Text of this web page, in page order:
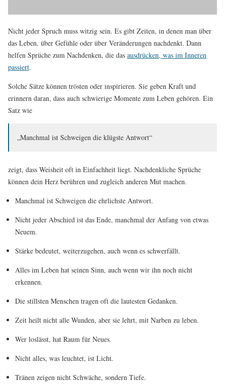
Nicht jeder Spruch muss witzig sein. Es gibt Zeiten, in denen man über
das Leben, über Gefühle oder über Veränderungen nachdenkt. Dann
helfen Sprüche zum Nachdenken, die das ausdrücken, was im Inneren
passiert.
Solche Sätze können trösten oder inspirieren. Sie geben Kraft und
erinnern daran, dass auch schwierige Momente zum Leben gehören. Ein
Satz wie
„Manchmal ist Schweigen die klügste Antwort“
zeigt, dass Weisheit oft in Einfachheit liegt. Nachdenkliche Sprüche
können dein Herz berühren und zugleich anderen Mut machen.
Manchmal ist Schweigen die ehrlichste Antwort.
Nicht jeder Abschied ist das Ende, manchmal der Anfang von etwas
Neuem.
Stärke bedeutet, weiterzugehen, auch wenn es schwerfällt.
Alles im Leben hat seinen Sinn, auch wenn wir ihn noch nicht
erkennen.
Die stillsten Menschen tragen oft die lautesten Gedanken.
Zeit heilt nicht alle Wunden, aber sie lehrt, mit Narben zu leben.
Wer loslässt, hat Raum für Neues.
Nicht alles, was leuchtet, ist Licht.
Tränen zeigen nicht Schwäche, sondern Tiefe.